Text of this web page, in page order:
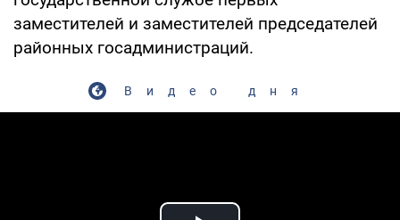
заместителей и заместителей председателей
районных госадминистраций.
Видео дня